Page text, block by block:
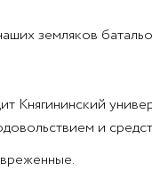
земляков
Княгининский
и